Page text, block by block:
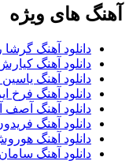
آهنگ های ویژه
دانلود آهنگ گرشا
دانلود آهنگ
دانلود آهنگ
دانلود آهنگ فرخ
دانلود آهنگ آصف
دانلود آهنگ
دانلود آهنگ
دانلود آهنگ